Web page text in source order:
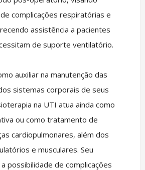
complicações respiratórias e
assistência a pacientes
de suporte ventilatório.
auxiliar na manutenção das
sistemas corporais de seus
na UTI atua ainda como
ou como tratamento de
cardiopulmonares, além dos
e musculares. Seu
possibilidade de complicações